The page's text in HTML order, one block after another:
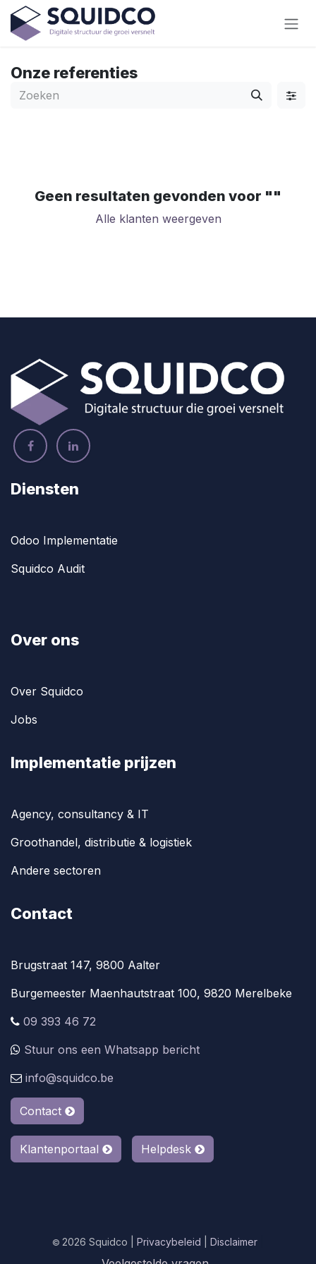
Overslaan naar inhoud
Onze referenties
Geen resultaten gevonden voor ""
Alle klanten weergeven
Diensten
Odoo Implementatie
Squidco Audit
Contact
Brugstraat 147, 9800 Aalter
Burgemeester Maenhautstraat 100, 9820 Merelbeke
09 393 46 72
Stuur ons een Whatsapp bericht
info@squidco.be
Contact
Klantenportaal Helpdesk
Over ons
Over Squidco
Jobs
Implementatie prijzen
Agency, consultancy & IT
Groothandel, distributie & logistiek
Andere sectoren
© 2026 Squidco | Privacybeleid Disclaimer